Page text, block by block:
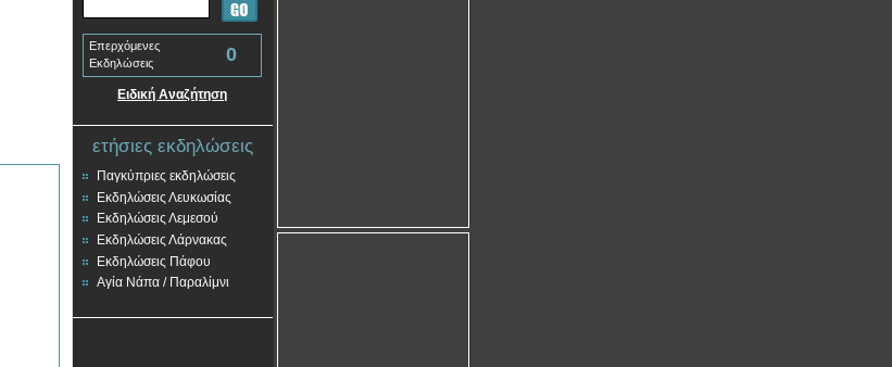
Επερχόμενες
Εκδηλώσεις
0
Ειδική Αναζήτηση
ετήσιες εκδηλώσεις
Παγκύπριες εκδηλώσεις
Εκδηλώσεις Λευκωσίας
Εκδηλώσεις Λεμεσού
Εκδηλώσεις Λάρνακας
Εκδηλώσεις Πάφου
Αγία Νάπα / Παραλίμνι